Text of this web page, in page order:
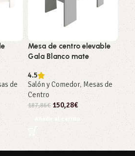
de
Mesa de centro elevable
Gala Blanco mate
4.5
Salón y Comedor,Mesas de
Centro
187,86€ 150,28€
Añadir al carrito
4.5